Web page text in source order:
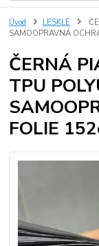
Úvod LESKLÉ
SAMOOPRAVNÁ
ČERNÁ
TPU
FOLIE